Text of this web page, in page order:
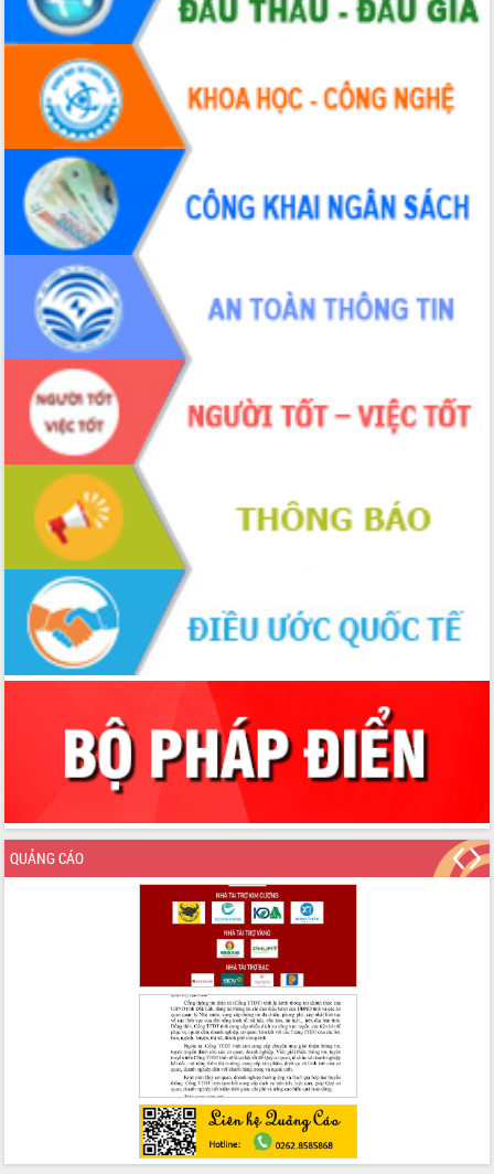
Hội nghị triển khai kết nối mạng
truyền số liệu chuyên dùng phục vụ cơ
quan Đảng, Nhà nước
Lễ phát động chuỗi hoạt động chung
tay làm sạch môi trường
Xã Ea Kar bước chuyển mình trong
công tác cải cách hành chính mô hình
mới
UBND tỉnh họp báo định kỳ tháng 4
năm 2026
Hội thảo khoa học “Giải pháp thúc đẩy
phát triển nền kinh tế xanh tại tỉnh
Đắk Lắk”
Tăng cường giám sát, đôn đốc thực
hiện nhiệm vụ quản lý tài sản công
hàng tuần
Tháo gỡ những vướng mắc, đẩy mạnh
công tác cải cách thủ tục hành chính
tại Trung tâm Phục vụ hành chính
công tỉnh
Đắk Lắk: Tôn vinh 46 giải pháp tại Hội
thi Sáng tạo Kỹ thuật 2024 - 2025
Đắk Lắk rà soát, điều chỉnh Đề án 190
về phát triển nuôi trồng thủy sản
Phó Chủ tịch UBND tỉnh Đắk Lắk
Trương Công Thái kiểm tra thực địa
Dự án cao tốc Khánh Hòa - Buôn Ma
Thuột
Định vị cà phê Việt Nam như một “di
sản sống” trong dòng chảy toàn cầu
Xây dựng nông thôn mới: Nâng cao đời
sống người dân từ những mô hình thiết
nhanh tiến độ các dự án trọng điểm
trong Khu kinh tế Nam Phú Yên
Hòn Yến phát triển du lịch gắn với bảo
Lấy ý kiến điều chỉnh Quy hoạch tỉnh
Đắk Lắk thời kỳ 2021-2030, tầm nhìn
Phát động chiến dịch 30 ngày đêm
giải phóng mặt bằng Tuyến đường bộ
Đắk Lắk nỗ lực thúc đẩy tăng trưởng
kinh tế từ 10% trở lên trong Quý
Đắk Lắk ký kết thỏa thuận hợp tác về
chuyển đổi số giai đoạn 2026 – 2030
QUẢNG CÁO